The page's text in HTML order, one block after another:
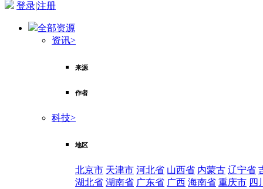
登录|注册
全部资源
资讯>
来源
作者
科技>
地区
北京市 天津市 河北省 山西省 内蒙古 辽宁省
湖北省 湖南省 广东省 广西 海南省 重庆市 四